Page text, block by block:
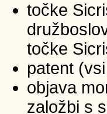
točke
točke
patent
objava
založbi s